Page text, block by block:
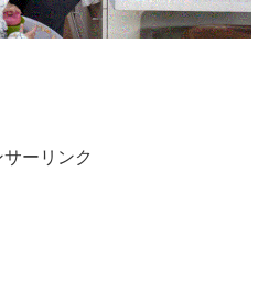
サーリンク